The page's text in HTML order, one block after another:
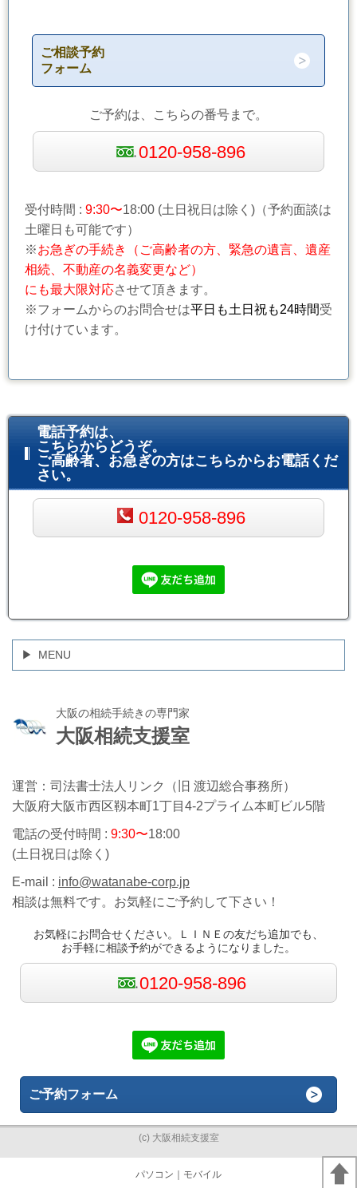
ご相談予約
フォーム
ご予約は、こちらの番号まで。
0120-958-896
受付時間 : 9:30〜18:00 (土日祝日は除く)（予約面談は
土曜日も可能です）
※お急ぎの手続き（ご高齢者の方、緊急の遺言、遺産
相続、不動産の名義変更など）
にも最大限対応させて頂きます。
※フォームからのお問合せは平日も土日祝も24時間受
け付けています。
電話予約は、
こちらからどうぞ。
ご高齢者、お急ぎの方はこちらからお電話くだ
さい。
0120-958-896
MENU
大阪の相続手続きの専門家
大阪相続支援室
運営：司法書士法人リンク（旧 渡辺総合事務所）
大阪府大阪市西区靱本町1丁目4-2プライム本町ビル5階
電話の受付時間 : 9:30〜18:00
(土日祝日は除く)
E-mail : info@watanabe-corp.jp
相談は無料です。お気軽にご予約して下さい！
お気軽にお問合せください。ＬＩＮＥの友だち追加でも、
お手軽に相談予約ができるようになりました。
0120-958-896
ご予約フォーム
(c) 大阪相続支援室
パソコン ｜モバイル